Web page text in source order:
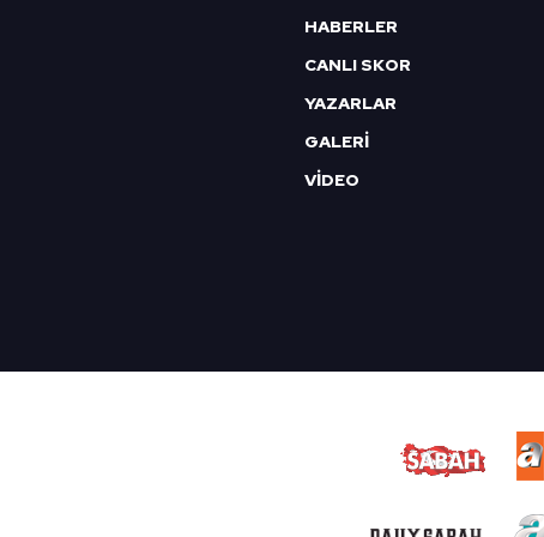
HABERLER
CANLI SKOR
YAZARLAR
GALERİ
VİDEO